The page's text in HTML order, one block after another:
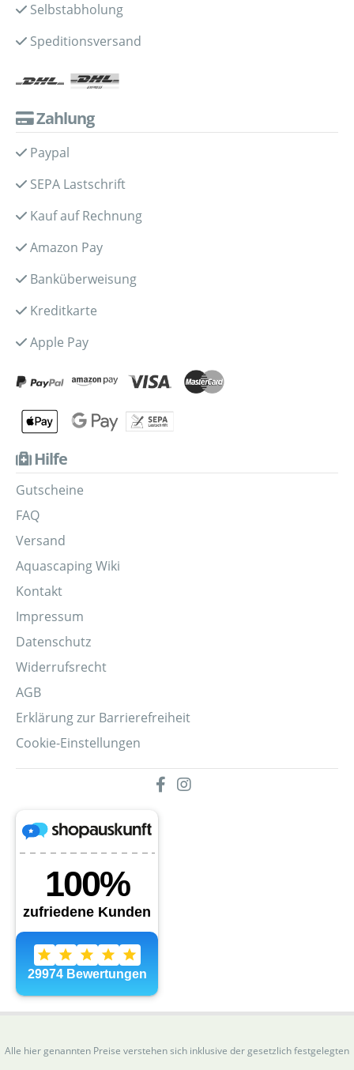
Selbstabholung
Speditionsversand
Zahlung
Paypal
SEPA Lastschrift
Kauf auf Rechnung
Amazon Pay
Banküberweisung
Kreditkarte
Apple Pay
Hilfe
Gutscheine
FAQ
Versand
Aquascaping Wiki
Kontakt
Impressum
Datenschutz
Widerrufsrecht
AGB
Erklärung zur Barrierefreiheit
Cookie-Einstellungen
Alle hier genannten Preise verstehen sich inklusive der gesetzlich festgelegten